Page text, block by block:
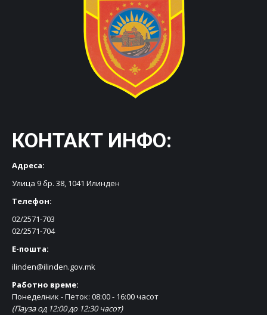
КОНТАКТ ИНФО:
Адреса:
Улица 9 бр. 38, 1041 Илинден
Телефон:
02/2571-703
02/2571-704
Е-пошта:
ilinden@ilinden.gov.mk
Работно време:
Понеделник - Петок: 08:00 - 16:00 часот
(Пауза од 12:00 до 12:30 часот)